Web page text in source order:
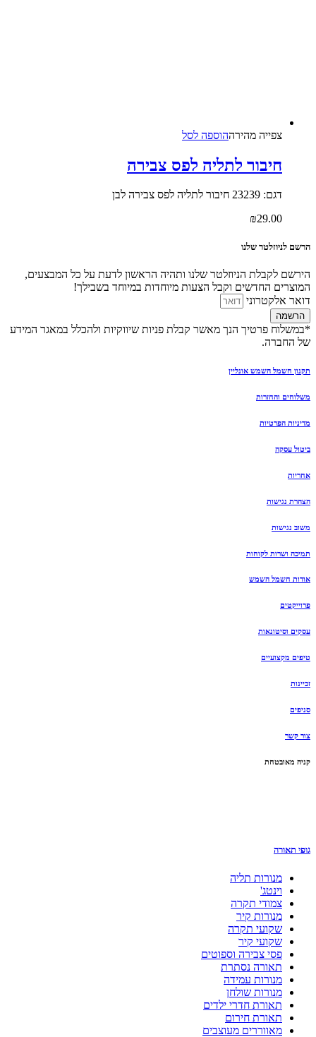
צפייה‬ ‫מהירה‬הוספה לסל
חיבור לתליה לפס צבירה
דגם: 23239 חיבור לתליה לפס צבירה לבן
₪29.00
הרשם לניוזלטר שלנו
הירשם לקבלת הניוזלטר שלנו ותהיה הראשון לדעת על כל המבצעים,
המוצרים החדשים וקבל הצעות מיוחדות במיוחד בשבילך!
דואר אלקטרוני
הרשמה
*במשלוח פרטיך הנך מאשר קבלת פניות שיווקיות ולהכלל במאגר המידע
של החברה.
תקנון חשמל השמש אונליין
משלוחים והחזרות
מדיניות הפרטיות
ביטול עסקה
אחריות
הצהרת נגישות
משוב נגישות
תמיכה ושרות לקוחות
אודות חשמל השמש
פרוייקטים
עסקים וסיטונאות
טיפים מקצועיים
זכיינות
סניפים
צור קשר
קניה מאובטחת
גופי תאורה
מנורות תליה
וינטג'
צמודי תקרה
מנורות קיר
שקועי תקרה
שקועי קיר
פסי צבירה וספוטים
תאורה נסתרת
מנורות עמידה
מנורות שולחן
תאורת חדרי ילדים
תאורת חירום
מאווררים מעוצבים